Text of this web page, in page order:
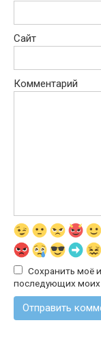
Сайт
Комментарий
Сохранить моё
последующих моих